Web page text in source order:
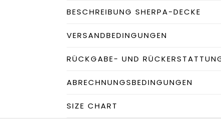
BESCHREIBUNG SHERPA-DECKE
VERSANDBEDINGUNGEN
RÜCKGABE- UND
ABRECHNUNGSBEDINGUNGEN
SIZE CHART